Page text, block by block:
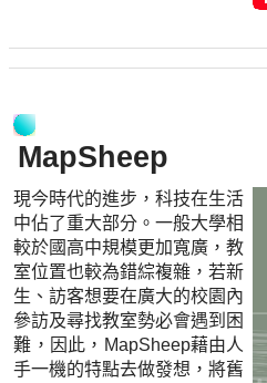
MapSheep
現今時代的進步，科技在生活
中佔了重大部分。一般大學相
較於國高中規模更加寬廣，教
室位置也較為錯綜複雜，若新
生、訪客想要在廣大的校園內
參訪及尋找教室勢必會遇到困
難，因此，MapSheep藉由人
手一機的特點去做發想，將舊